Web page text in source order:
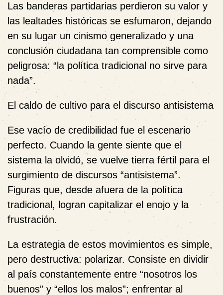
Las banderas partidarias perdieron su valor y
las lealtades históricas se esfumaron, dejando
en su lugar un cinismo generalizado y una
conclusión ciudadana tan comprensible como
peligrosa: “la política tradicional no sirve para
nada”.
El caldo de cultivo para el discurso antisistema
Ese vacío de credibilidad fue el escenario
perfecto. Cuando la gente siente que el
sistema la olvidó, se vuelve tierra fértil para el
surgimiento de discursos “antisistema”.
Figuras que, desde afuera de la política
tradicional, logran capitalizar el enojo y la
frustración.
La estrategia de estos movimientos es simple,
pero destructiva: polarizar. Consiste en dividir
al país constantemente entre “nosotros los
buenos” y “ellos los malos”; enfrentar al